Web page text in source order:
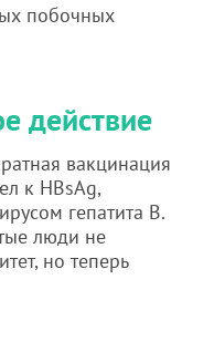
побочных
действие
вакцинация
к HBsAg,
гепатита В.
люди не
но теперь